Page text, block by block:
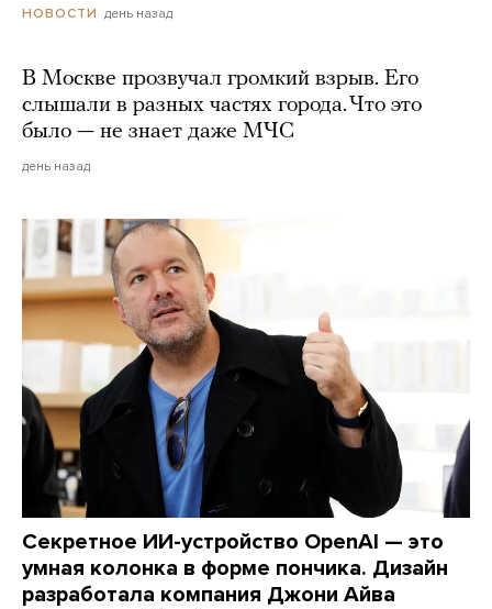
НОВОСТИ день назад
В Москве прозвучал громкий взрыв. Его
слышали в разных частях города. Что это
было — не знает даже МЧС
день назад
Секретное ИИ-устройство OpenAI — это
умная колонка в форме пончика. Дизайн
разработала компания Джони Айва